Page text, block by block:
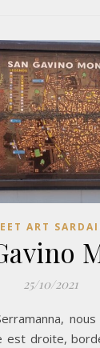
ART
25/10/2021
est droite,